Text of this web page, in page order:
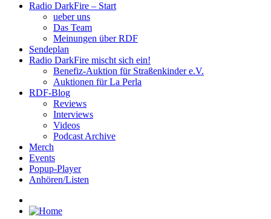
Radio DarkFire – Start
ueber uns
Das Team
Meinungen über RDF
Sendeplan
Radio DarkFire mischt sich ein!
Benefiz-Auktion für Straßenkinder e.V.
Auktionen für La Perla
RDF-Blog
Reviews
Interviews
Videos
Podcast Archive
Merch
Events
Popup-Player
Anhören/Listen